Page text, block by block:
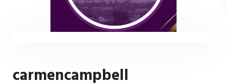
carmencampbell